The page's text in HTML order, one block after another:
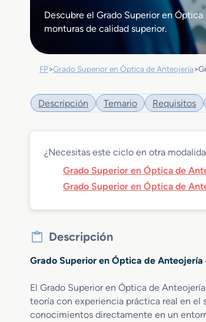
Descubre el Grado Superior en
monturas de calidad superior.
FP>Grado Superior en Óptica de Anteojería>
Descripción Temario Requisitos
¿Necesitas este ciclo en otra
Grado Superior en Óptica de
Grado Superior en Óptica de
Descripción
Grado Superior en Óptica de
El Grado Superior en Óptica de
teoría con experiencia práctica real en el
conocimientos directamente en un